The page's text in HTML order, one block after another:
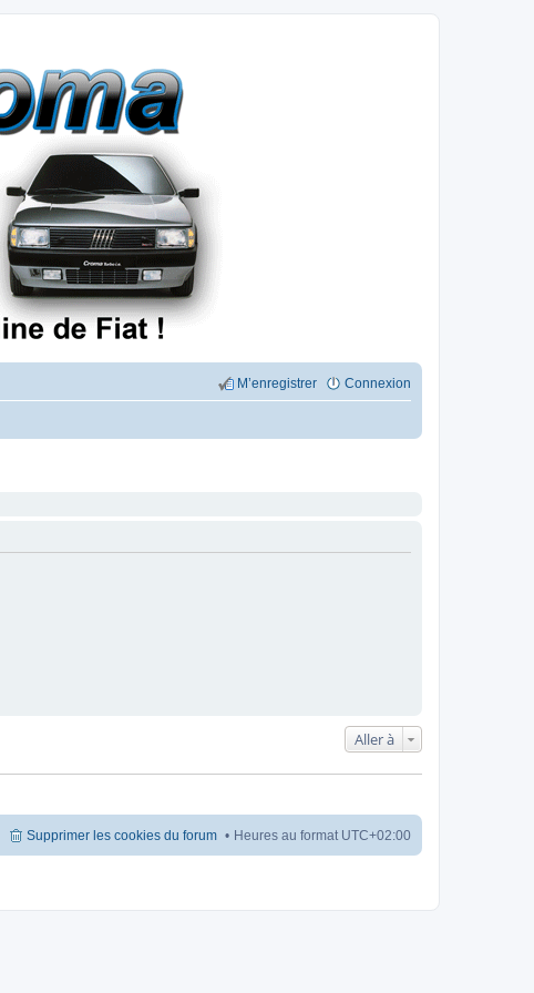
Connexion
M’enregistrer
Aller à
Heures au format UTC+02:00
Supprimer les cookies du forum